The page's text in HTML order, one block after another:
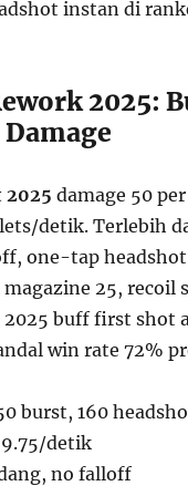
instan di
2025:
2025 damage 50
detik. Terlebih
one-tap headshot
25, recoil
buff first shot
win rate 72%
burst, 160
detik
no falloff